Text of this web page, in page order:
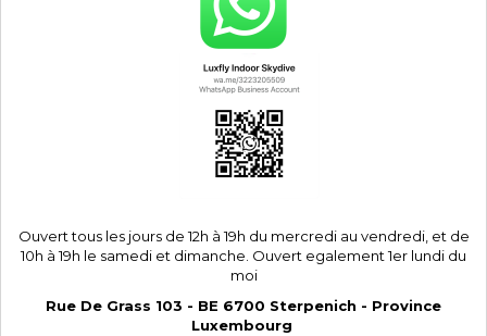
Ouvert tous les jours de 12h à 19h du mercredi au vendredi, et de
10h à 19h le samedi et dimanche. Ouvert egalement 1er lundi du
moi
Rue De Grass 103 - BE 6700 Sterpenich - Province
Luxembourg